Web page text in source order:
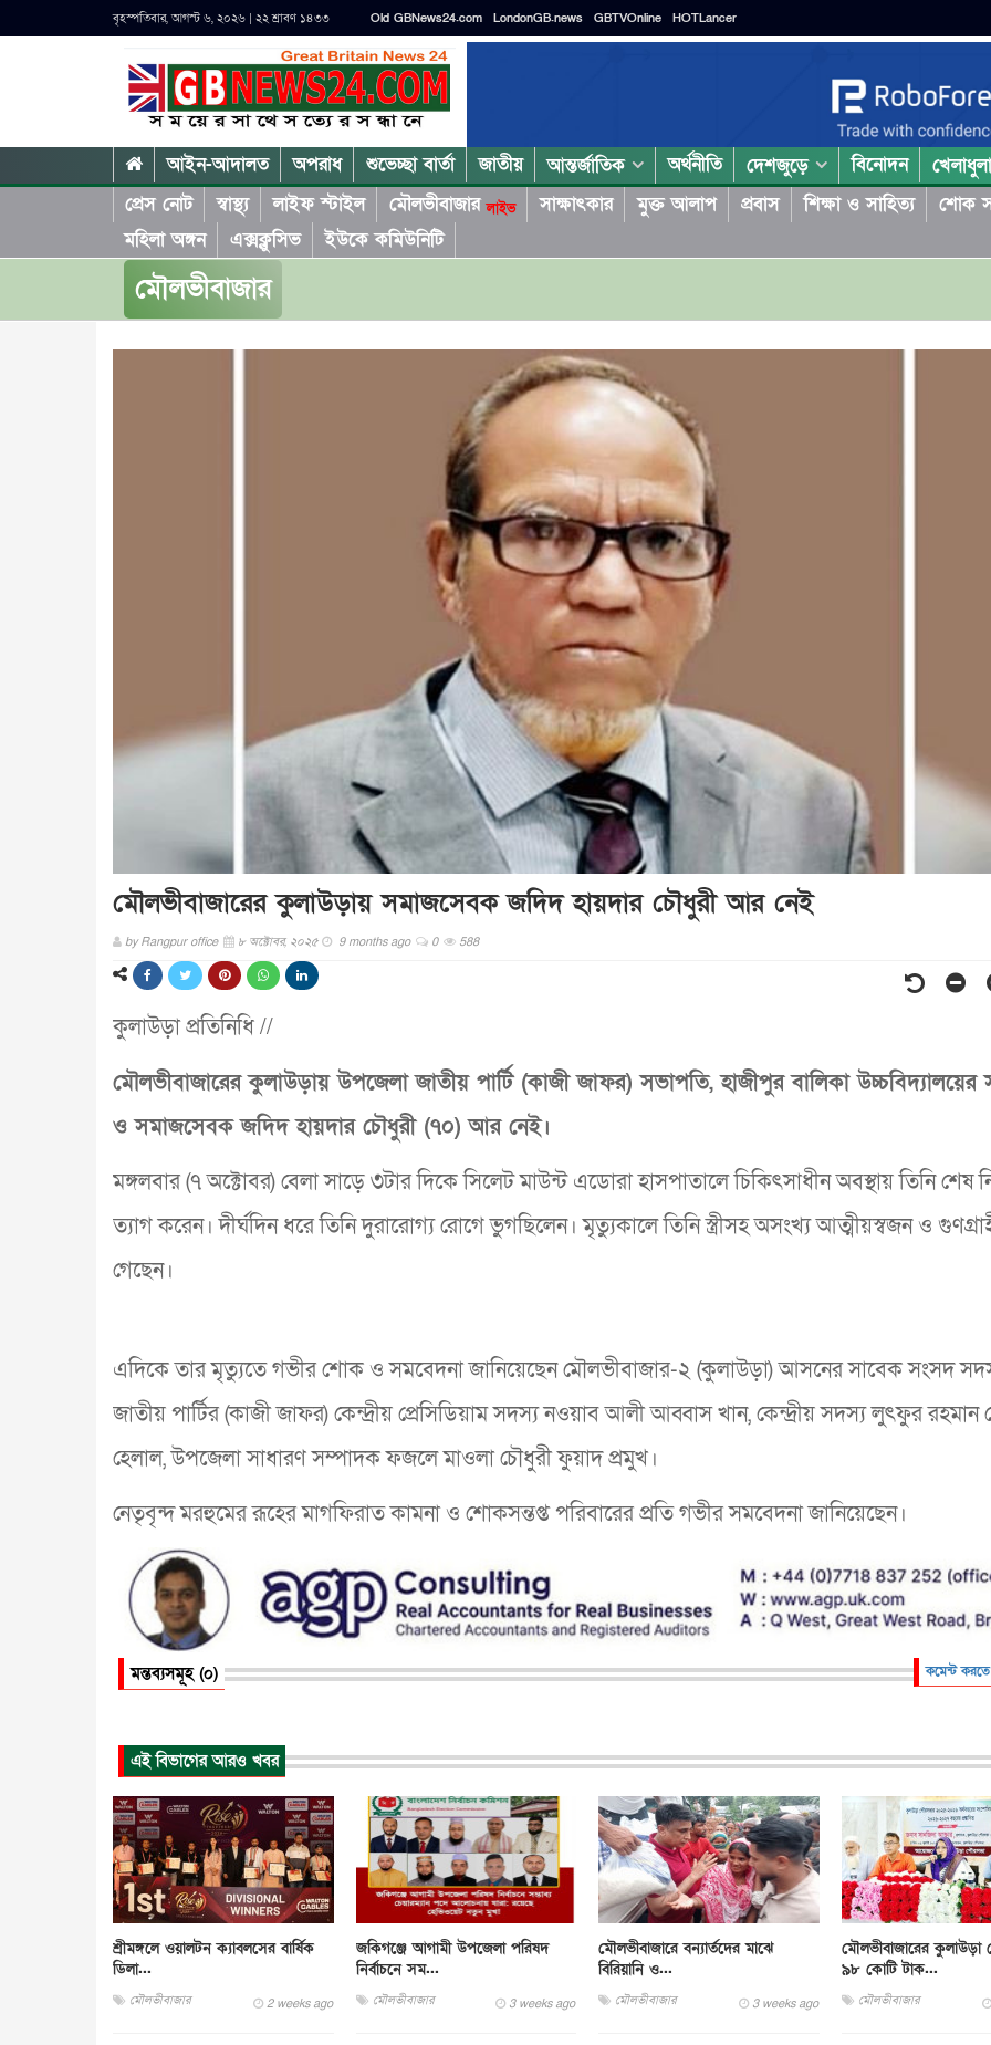
বৃহস্পতিবার, আগস্ট ৬, ২০২৬ | ২২ শ্রাবণ ১৪৩৩ Old GBNews24.com LondonGB.news GBTVOnline HOTLancer
আইন-আদালত অপরাধ শুভেচ্ছা বার্তা জাতীয় আন্তর্জাতিক অর্থনীতি দেশজুড়ে বিনোদন
প্রেস নোট
স্বাস্থ্য লাইফ স্টাইল মৌলভীবাজারলাইভ সাক্ষাৎকার মুক্ত আলাপ প্রবাস শিক্ষা ও সাহিত্য শোক
মহিলা অঙ্গন
এক্সক্লুসিভ ইউকে কমিউনিটি
মৌলভীবাজার
মৌলভীবাজারের কুলাউড়ায় সমাজসেবক জদিদ হায়দার চৌধুরী আর নেই
byRangpur office ৮ অক্টোবর, ২০২৫ 9 months ago 0 588
কুলাউড়া প্রতিনিধি //
মৌলভীবাজারের কুলাউড়ায় উপজেলা জাতীয় পার্টি (কাজী জাফর) সভাপতি, হাজীপুর বালিকা উচ্চবিদ্যালয়ের
ও সমাজসেবক জদিদ হায়দার চৌধুরী (৭০) আর নেই।
মঙ্গলবার (৭ অক্টোবর) বেলা সাড়ে ৩টার দিকে সিলেট মাউন্ট এডোরা হাসপাতালে চিকিৎসাধীন অবস্থায় তিনি শেষ
ত্যাগ করেন। দীর্ঘদিন ধরে তিনি দুরারোগ্য রোগে ভুগছিলেন। মৃত্যুকালে তিনি স্ত্রীসহ অসংখ্য আত্মীয়স্বজন ও
গেছেন।
এদিকে তার মৃত্যুতে গভীর শোক ও সমবেদনা জানিয়েছেন মৌলভীবাজার-২ (কুলাউড়া) আসনের সাবেক সংসদ
জাতীয় পার্টির (কাজী জাফর) কেন্দ্রীয় প্রেসিডিয়াম সদস্য নওয়াব আলী আব্বাস খান, কেন্দ্রীয় সদস্য লুৎফুর রহমান
হেলাল, উপজেলা সাধারণ সম্পাদক ফজলে মাওলা চৌধুরী ফুয়াদ প্রমুখ।
নেতৃবৃন্দ মরহুমের রূহের মাগফিরাত কামনা ও শোকসন্তপ্ত পরিবারের প্রতি গভীর সমবেদনা জানিয়েছেন।
মন্তব্যসমূহ (০) কমেন্ট
এই বিভাগের আরও খবর
শ্রীমঙ্গলে ওয়ালটন ক্যাবলসের বার্ষিক
ডিলা...
মৌলভীবাজার 2 weeks ago
জকিগঞ্জে আগামী উপজেলা পরিষদ
নির্বাচনে সম...
মৌলভীবাজার 3 weeks ago
মৌলভীবাজারে বন্যার্তদের মাঝে
বিরিয়ানি ও...
মৌলভীবাজার 3 weeks ago
মৌলভীবাজারের
৯৮ কোটি টাক...
মৌলভীবাজার